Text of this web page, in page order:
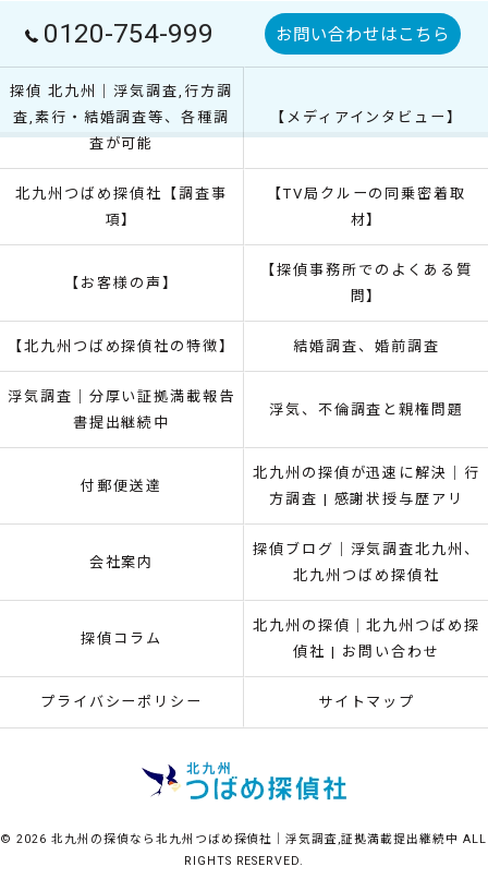
0120-754-999 お問い合わせはこちら
探偵 北九州｜浮気調査,行方調
査,素行・結婚調査等、各種調
査が可能
【メディアインタビュー】
北九州つばめ探偵社【調査事
項】
【TV局クルーの同乗密着取
材】
【お客様の声】
【探偵事務所でのよくある質
問】
【北九州つばめ探偵社の特徴】 結婚調査、婚前調査
浮気調査｜分厚い証拠満載報告
書提出継続中
浮気、不倫調査と親権問題
付郵便送達
北九州の探偵が迅速に解決｜行
方調査 | 感謝状授与歴アリ
会社案内
探偵ブログ｜浮気調査北九州、
北九州つばめ探偵社
探偵コラム
北九州の探偵｜北九州つばめ探
偵社 | お問い合わせ
プライバシーポリシー サイトマップ
© 2026 北九州の探偵なら北九州つばめ探偵社｜浮気調査,証拠満載提出継続中 ALL
RIGHTS RESERVED.